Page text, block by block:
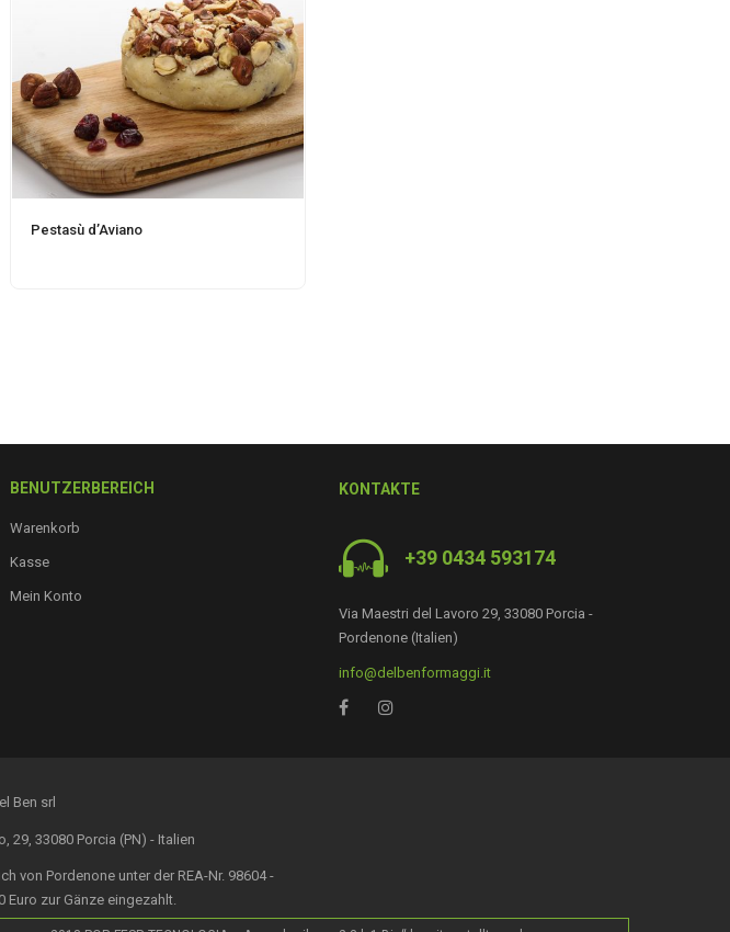
Pestasù d’Aviano
BENUTZERBEREICH
Warenkorb
Kasse
Mein Konto
KONTAKTE
+39 0434 593174
Via Maestri del Lavoro 29, 33080 Porcia -
Pordenone (Italien)
info@delbenformaggi.it
Ben srl
29, 33080 Porcia (PN) - Italien
von Pordenone unter der REA-Nr. 98604 -
zur Gänze eingezahlt.